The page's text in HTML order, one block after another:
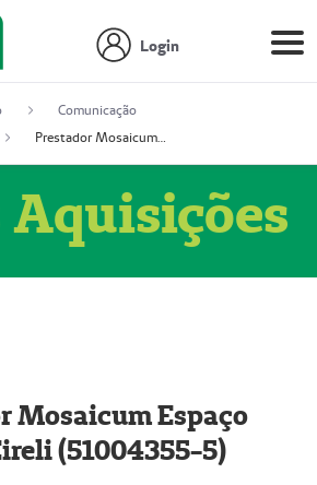
Login
Comunicação
Prestador Mosaicum Espaço Clínico Eireli (51004355-5)
Aquisições
Mosaicum Espaço
(51004355-5)